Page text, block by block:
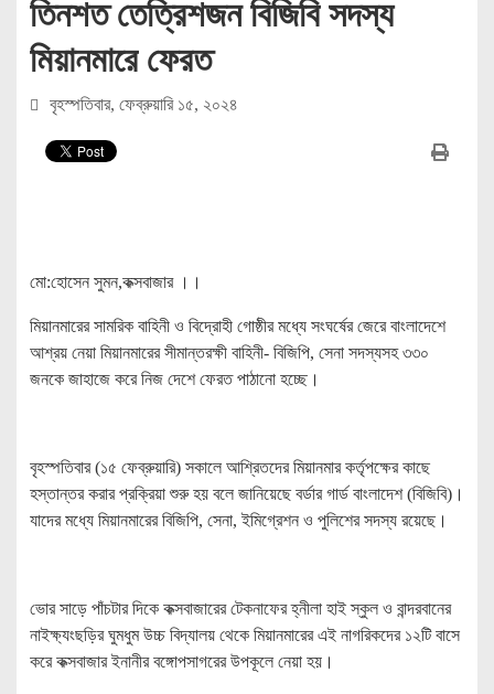
তিনশত তেত্রিশজন বিজিবি সদস্য
মিয়ানমারে ফেরত
বৃহস্পতিবার, ফেব্রুয়ারি ১৫, ২০২৪
মো:হোসেন সুমন,কক্সবাজার ।।
মিয়ানমারের সামরিক বাহিনী ও বিদ্রোহী গোষ্ঠীর মধ্যে সংঘর্ষের জেরে বাংলাদেশে
আশ্রয় নেয়া মিয়ানমারের সীমান্তরক্ষী বাহিনী- বিজিপি, সেনা সদস্যসহ ৩৩০
জনকে জাহাজে করে নিজ দেশে ফেরত পাঠানো হচ্ছে।
বৃহস্পতিবার (১৫ ফেব্রুয়ারি) সকালে আশ্রিতদের মিয়ানমার কর্তৃপক্ষের কাছে
হস্তান্তর করার প্রক্রিয়া শুরু হয় বলে জানিয়েছে বর্ডার গার্ড বাংলাদেশ (বিজিবি)।
যাদের মধ্যে মিয়ানমারের বিজিপি, সেনা, ইমিগ্রেশন ও পুলিশের সদস্য রয়েছে।
ভোর সাড়ে পাঁচটার দিকে কক্সবাজারের টেকনাফের হ্নীলা হাই স্কুল ও বান্দরবানের
নাইক্ষ্যংছড়ির ঘুমধুম উচ্চ বিদ্যালয় থেকে মিয়ানমারের এই নাগরিকদের ১২টি বাসে
করে কক্সবাজার ইনানীর বঙ্গোপসাগরের উপকূলে নেয়া হয়।